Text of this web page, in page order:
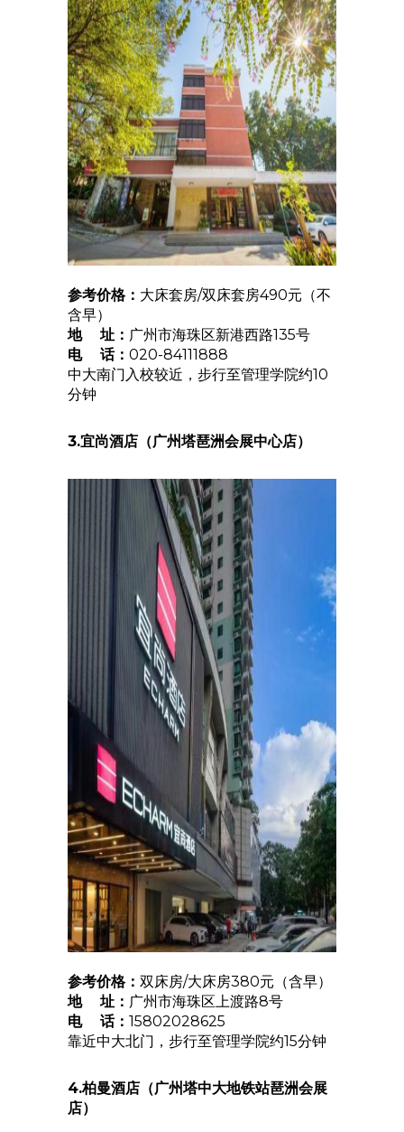
参考价格： 大床套房/双床套房490元（不
含早）
地 址： 广州市海珠区新港西路135号
电 话： 020-84111888
中大南门入校较近，步行至管理学院约10
分钟
3.宜尚酒店（广州塔琶洲会展中心店）
参考价格： 双床房/大床房380元（含早）
地 址： 广州市海珠区上渡路8号
电 话： 15802028625
靠近中大北门，步行至管理学院约15分钟
4.柏曼酒店（广州塔中大地铁站琶洲会展
店）